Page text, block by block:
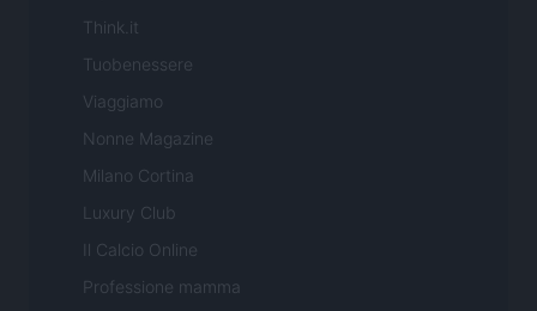
Think.it
Tuobenessere
Viaggiamo
Nonne Magazine
Milano Cortina
Luxury Club
Il Calcio Online
Professione mamma